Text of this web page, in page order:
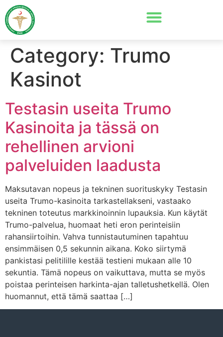
Category: Trumo
Kasinot
Testasin useita Trumo
Kasinoita ja tässä on
rehellinen arvioni
palveluiden laadusta
Maksutavan nopeus ja tekninen suorituskyky Testasin
useita Trumo-kasinoita tarkastellakseni, vastaako
tekninen toteutus markkinoinnin lupauksia. Kun käytät
Trumo-palvelua, huomaat heti eron perinteisiin
rahansiirtoihin. Vahva tunnistautuminen tapahtuu
ensimmäisen 0,5 sekunnin aikana. Koko siirtymä
pankistasi pelitilille kestää testieni mukaan alle 10
sekuntia. Tämä nopeus on vaikuttava, mutta se myös
poistaa perinteisen harkinta-ajan talletushetkellä. Olen
huomannut, että tämä saattaa […]